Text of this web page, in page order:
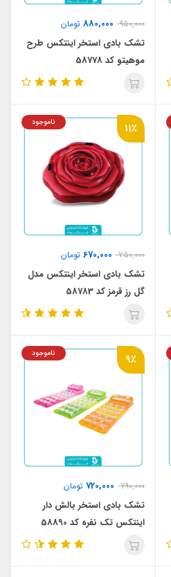
950,000
880,000 تومان
تشک بادی استخر اینتکس طرح
موهیتو کد 58778
11٪
750,000
670,000 تومان
ناموجود
تشک بادی استخر اینتکس مدل
گل رز قرمز کد 58783
9٪
790,000
720,000 تومان
ناموجود
تشک بادی استخر بالش دار
اینتکس تک نفره کد 58890